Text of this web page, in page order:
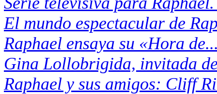
El mundo espectacular de
Raphael ensaya su «Hora
Gina Lollobrigida, invitada
Raphael y sus amigos: Cliff